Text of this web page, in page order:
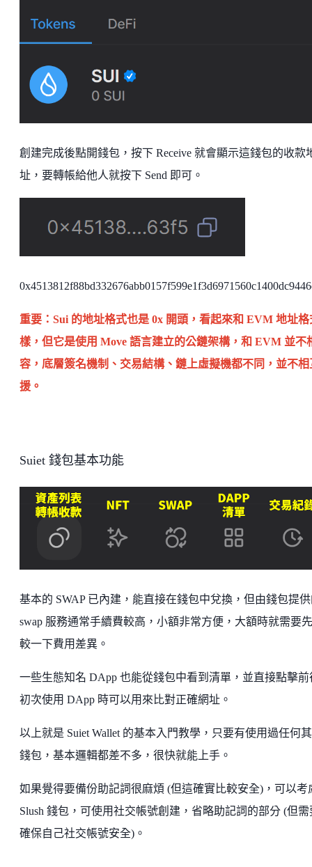
創建完成後點開錢包，按下 Receive 就會顯示這錢包的收款
址，要轉帳給他人就按下 Send 即可。
重要：Sui 的地址格式也是 0x 開頭，看起來和 EVM 地址格
樣，但它是使用 Move 語言建立的公鏈架構，和 EVM 並不
容，底層簽名機制、交易結構、鏈上虛擬機都不同，並不相
援。
Suiet 錢包基本功能
基本的 SWAP 已內建，能直接在錢包中兌換，但由錢包提
swap 服務通常手續費較高，小額非常方便，大額時就需要
較一下費用差異。
一些生態知名 DApp 也能從錢包中看到清單，並直接點擊前
初次使用 DApp 時可以用來比對正確網址。
以上就是 Suiet Wallet 的基本入門教學，只要有使用過任何
錢包，基本邏輯都差不多，很快就能上手。
如果覺得要備份助記詞很麻煩 (但這確實比較安全)，可以考
Slush 錢包，可使用社交帳號創建，省略助記詞的部分 (但需
確保自己社交帳號安全)。